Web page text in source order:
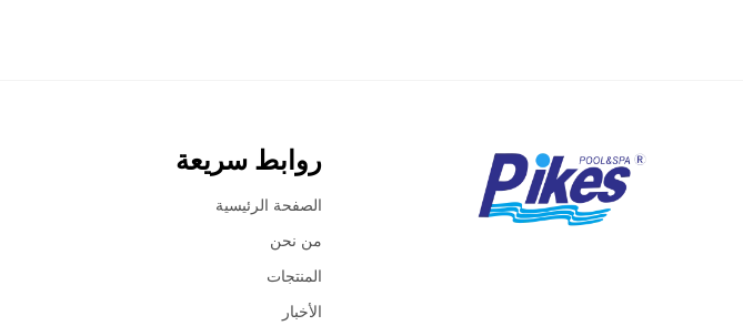
روابط سريعة
الصفحة الرئيسية
من نحن
المنتجات
الأخبار